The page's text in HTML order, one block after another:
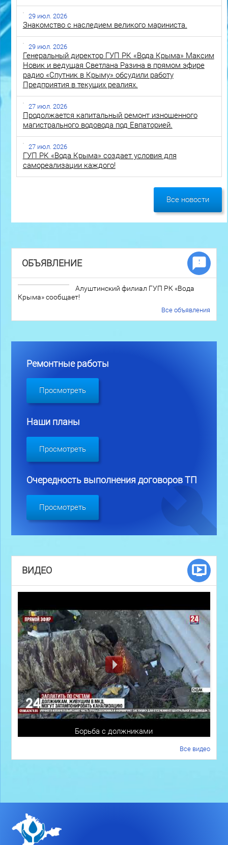
29 июл. 2026
Знакомство с наследием великого мариниста.
29 июл. 2026
Генеральный директор ГУП РК «Вода Крыма» Максим
Новик и ведущая Светлана Разина в прямом эфире
радио «Спутник в Крыму» обсудили работу
Предприятия в текущих реалиях.
27 июл. 2026
Продолжается капитальный ремонт изношенного
магистрального водовода под Евпаторией.
27 июл. 2026
ГУП РК «Вода Крыма» создает условия для
самореализации каждого!
Все новости
ОБЪЯВЛЕНИЕ
Алуштинский филиал ГУП РК «Вода
Крыма» сообщает!
Все объявления
Ремонтные работы
Просмотреть
Наши планы
Просмотреть
Очередность выполнения договоров ТП
Просмотреть
ВИДЕО
Борьба с должниками
Все видео